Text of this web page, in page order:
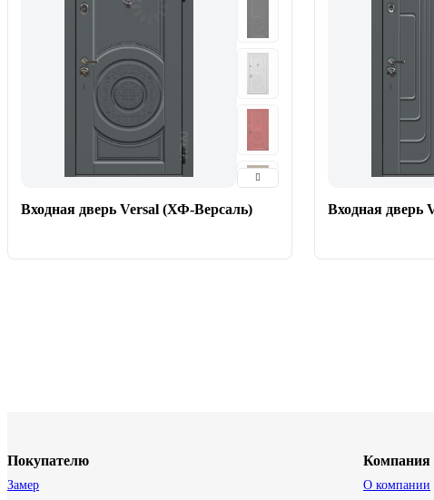
Входная дверь Versal (ХФ-Версаль) Входная дверь
Покупателю
Замер
Компания
О компании